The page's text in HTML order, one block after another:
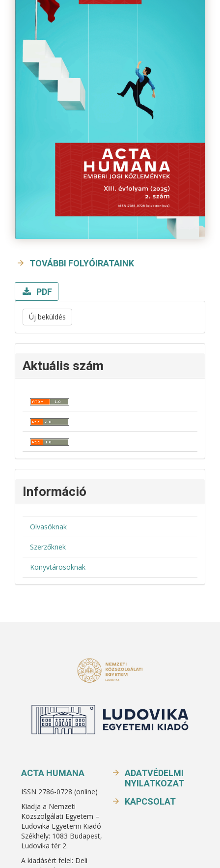
TOVÁBBI FOLYÓIRATAINK
PDF
Új beküldés
Aktuális szám
Információ
Olvasóknak
Szerzőknek
Könyvtárosoknak
ACTA HUMANA
ISSN 2786-0728 (online)
Kiadja a Nemzeti
Közszolgálati Egyetem –
Ludovika Egyetemi Kiadó
Székhely: 1083 Budapest,
Ludovika tér 2.
A kiadásért felel: Deli
ADATVÉDELMI
NYILATKOZAT
KAPCSOLAT